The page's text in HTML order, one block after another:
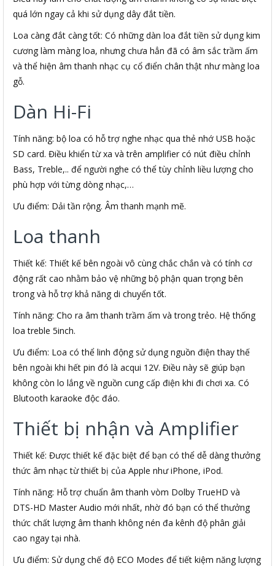
quá lớn ngay cả khi sử dụng dây đắt tiền.
Loa càng đắt càng tốt: Có những dàn loa đắt tiền sử dụng kim
cương làm màng loa, nhưng chưa hẳn đã có âm sắc trầm ấm
và thể hiện âm thanh nhạc cụ cổ điển chân thật như màng loa
gỗ.
Dàn Hi-Fi
Tính năng: bộ loa có hỗ trợ nghe nhạc qua thẻ nhớ USB hoặc
SD card. Điều khiển từ xa và trên amplifier có nút điều chỉnh
Bass, Treble,.. để người nghe có thể tùy chỉnh liều lượng cho
phù hợp với từng dòng nhạc,…
Ưu điểm: Dải tần rộng. Âm thanh mạnh mẽ.
Loa thanh
Thiết kế: Thiết kế bên ngoài vô cùng chắc chắn và có tính cơ
động rất cao nhằm bảo vệ những bộ phận quan trọng bên
trong và hỗ trợ khả năng di chuyển tốt.
Tính năng: Cho ra âm thanh trầm ấm và trong trẻo. Hệ thống
loa treble 5inch.
Ưu điểm: Loa có thể linh động sử dụng nguồn điện thay thế
bên ngoài khi hết pin đó là acqui 12V. Điều này sẽ giúp bạn
không còn lo lắng về nguồn cung cấp điện khi đi chơi xa. Có
Blutooth karaoke độc đáo.
Thiết bị nhận và Amplifier
Thiết kế: Được thiết kế đặc biệt để bạn có thể dễ dàng thưởng
thức âm nhạc từ thiết bị của Apple như iPhone, iPod.
Tính năng: Hỗ trợ chuẩn âm thanh vòm Dolby TrueHD và
DTS-HD Master Audio mới nhất, nhờ đó bạn có thể thưởng
thức chất lượng âm thanh không nén đa kênh độ phân giải
cao ngay tại nhà.
Ưu điểm: Sử dụng chế độ ECO Modes để tiết kiệm năng lượng